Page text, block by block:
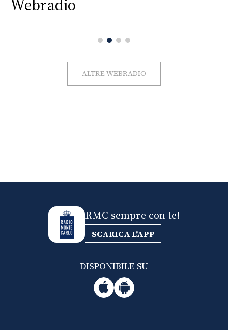
Webradio
ALTRE WEBRADIO
RMC sempre con te!
SCARICA L'APP
DISPONIBILE SU